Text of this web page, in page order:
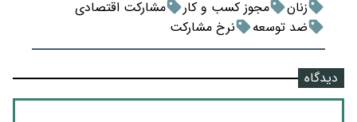
زنان مجوز کسب و کار
مشارکت اقتصادی
ضد توسعه
نرخ مشارکت
دیدگاه